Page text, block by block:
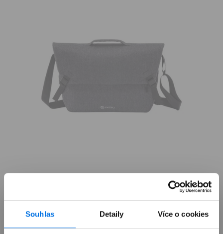
Souhlas Detaily Více o cookies
Již není v prodeji